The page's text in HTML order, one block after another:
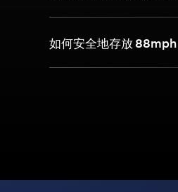
如何安全地存放 88mph